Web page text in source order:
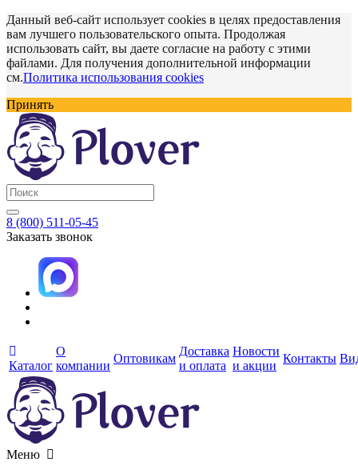
Данный веб-сайт использует cookies в целях предоставления
вам лучшего пользовательского опыта. Продолжая
использовать сайт, вы даете согласие на работу с этими
файлами. Для получения дополнительной информации
см.Политика использования cookies
Принять
8 (800) 511-05-45
Заказать звонок
Каталог
О
компании
Оптовикам
Доставка
и оплата
Новости
и акции
Контакты
Меню